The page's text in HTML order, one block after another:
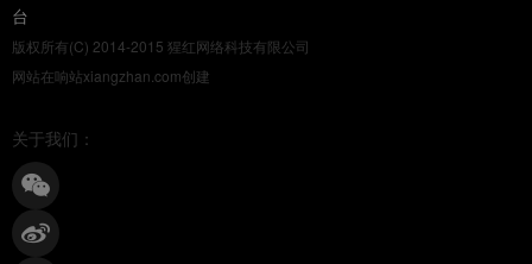
台
版权所有(C) 2014-2015 猩红网络科技有限公司
网站在响站xiangzhan.com创建
关于我们：